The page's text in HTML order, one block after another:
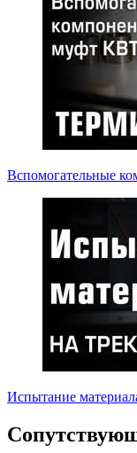
Вспомогательные
Испытание